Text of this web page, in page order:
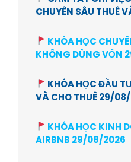
CHUYÊN SÂU THUÊ
KHÓA HỌC
KHÔNG DÙNG VỐN
KHÓA HỌC ĐẦU
VÀ CHO THUÊ 29/
KHÓA HỌC KINH
AIRBNB 29/08/2026